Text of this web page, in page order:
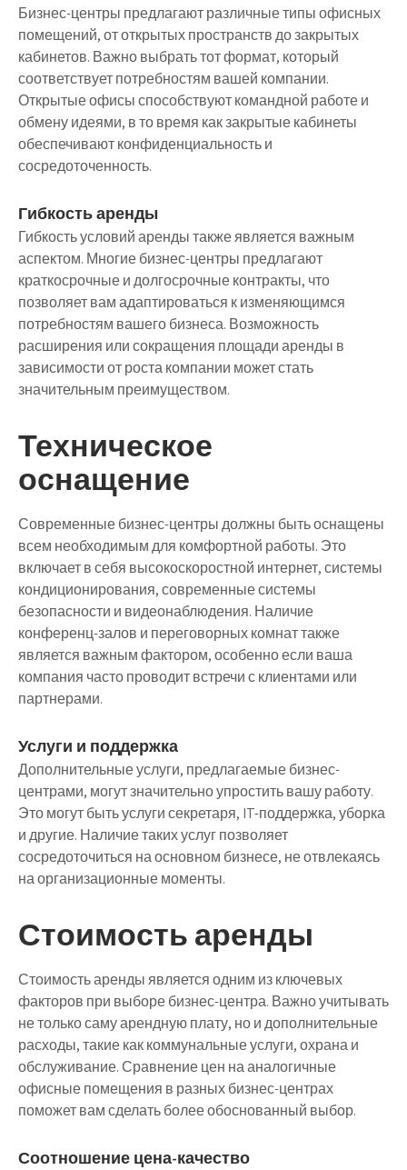
Бизнес-центры предлагают различные типы офисных
помещений, от открытых пространств до закрытых
кабинетов. Важно выбрать тот формат, который
соответствует потребностям вашей компании.
Открытые офисы способствуют командной работе и
обмену идеями, в то время как закрытые кабинеты
обеспечивают конфиденциальность и
сосредоточенность.
Гибкость аренды
Гибкость условий аренды также является важным
аспектом. Многие бизнес-центры предлагают
краткосрочные и долгосрочные контракты, что
позволяет вам адаптироваться к изменяющимся
потребностям вашего бизнеса. Возможность
расширения или сокращения площади аренды в
зависимости от роста компании может стать
значительным преимуществом.
Техническое
оснащение
Современные бизнес-центры должны быть оснащены
всем необходимым для комфортной работы. Это
включает в себя высокоскоростной интернет, системы
кондиционирования, современные системы
безопасности и видеонаблюдения. Наличие
конференц-залов и переговорных комнат также
является важным фактором, особенно если ваша
компания часто проводит встречи с клиентами или
партнерами.
Услуги и поддержка
Дополнительные услуги, предлагаемые бизнес-
центрами, могут значительно упростить вашу работу.
Это могут быть услуги секретаря, IT-поддержка, уборка
и другие. Наличие таких услуг позволяет
сосредоточиться на основном бизнесе, не отвлекаясь
на организационные моменты.
Стоимость аренды
Стоимость аренды является одним из ключевых
факторов при выборе бизнес-центра. Важно учитывать
не только саму арендную плату, но и дополнительные
расходы, такие как коммунальные услуги, охрана и
обслуживание. Сравнение цен на аналогичные
офисные помещения в разных бизнес-центрах
поможет вам сделать более обоснованный выбор.
Соотношение цена-качество